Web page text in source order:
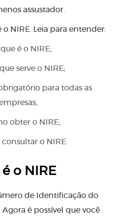
assustador.
NIRE. Leia para entender:
é o NIRE;
serve o NIRE;
para todas as
obter o NIRE;
o NIRE.
o NIRE
de Identificação do
Agora é possível que você